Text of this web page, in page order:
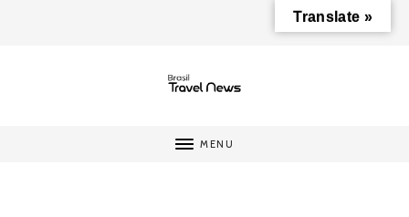
MENU
Translate »